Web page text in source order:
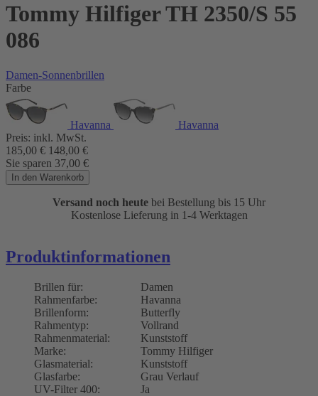
Tommy Hilfiger TH 2350/S 55
086
Damen-Sonnenbrillen
Farbe
Havanna
Havanna
Preis: inkl. MwSt.
185,00 € 148,00 €
Sie sparen 37,00 €
In den Warenkorb
Versand noch heute bei Bestellung bis 15 Uhr
Kostenlose Lieferung in 1-4 Werktagen
Produktinformationen
Brillen für:
Damen
Rahmenfarbe:
Havanna
Brillenform:
Butterfly
Rahmentyp:
Vollrand
Rahmenmaterial:
Kunststoff
Marke:
Tommy Hilfiger
Glasmaterial:
Kunststoff
Glasfarbe:
Grau Verlauf
UV-Filter 400:
Ja